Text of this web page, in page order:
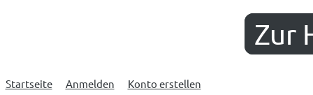
Zur
Startseite Anmelden Konto erstellen